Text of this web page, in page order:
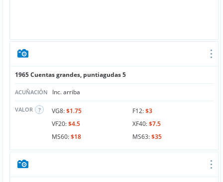
1965 Cuentas grandes, puntiagudas 5
ACUÑACIÓN Inc. arriba
VALOR VG8:$1.75 F12:$3
VF20:$4.5 XF40:$7.5
MS60:$18 MS63:$35